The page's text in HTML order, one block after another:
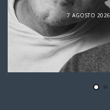
7 AGOSTO 2026